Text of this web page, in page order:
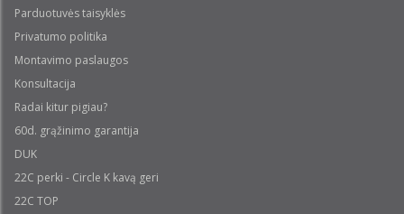
Parduotuvės taisyklės
Privatumo politika
Montavimo paslaugos
Konsultacija
Radai kitur pigiau?
60d. grąžinimo garantija
DUK
22C perki - Circle K kavą geri
22C TOP